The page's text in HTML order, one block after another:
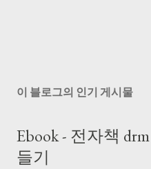
이 블로그의 인기 게시물
Ebook - 전자책
들기